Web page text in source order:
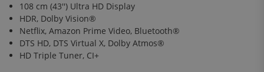
108 cm (43'') Ultra HD Display
HDR, Dolby Vision®
Netflix, Amazon Prime Video, Bluetooth®
DTS HD, DTS Virtual X, Dolby Atmos®
HD Triple Tuner, CI+